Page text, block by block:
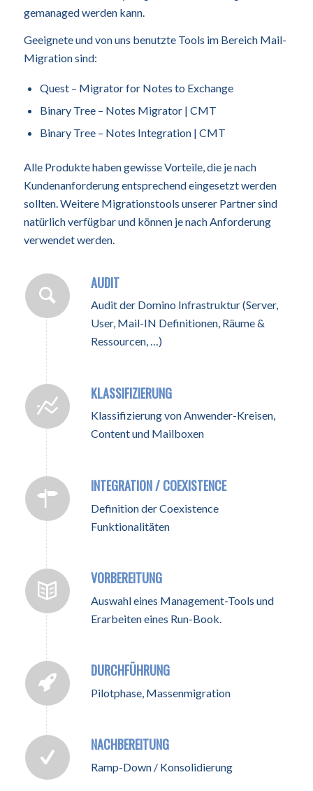
gemanaged werden kann.
Geeignete und von uns benutzte Tools im Bereich Mail-
Migration sind:
Quest – Migrator for Notes to Exchange
Binary Tree – Notes Migrator | CMT
Binary Tree – Notes Integration | CMT
Alle Produkte haben gewisse Vorteile, die je nach
Kundenanforderung entsprechend eingesetzt werden
sollten. Weitere Migrationstools unserer Partner sind
natürlich verfügbar und können je nach Anforderung
verwendet werden.
AUDIT
Audit der Domino Infrastruktur (Server,
User, Mail-IN Definitionen, Räume &
Ressourcen, …)
KLASSIFIZIERUNG
Klassifizierung von Anwender-Kreisen,
Content und Mailboxen
INTEGRATION / COEXISTENCE
Definition der Coexistence
Funktionalitäten
VORBEREITUNG
Auswahl eines Management-Tools und
Erarbeiten eines Run-Book.
DURCHFÜHRUNG
Pilotphase, Massenmigration
NACHBEREITUNG
Ramp-Down / Konsolidierung